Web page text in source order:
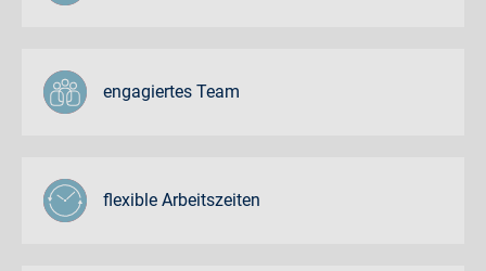
engagiertes Team
flexible Arbeitszeiten